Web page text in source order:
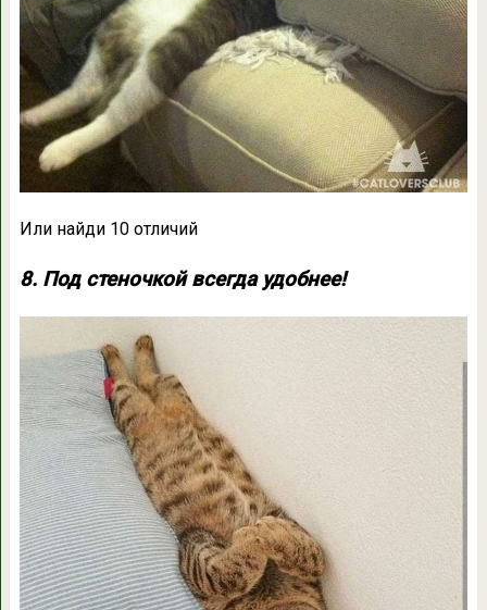
Или найди 10 отличий
8. Под стеночкой всегда удобнее!